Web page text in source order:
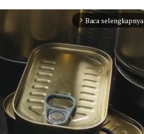
arrow_forward_ios Baca selengkapnya